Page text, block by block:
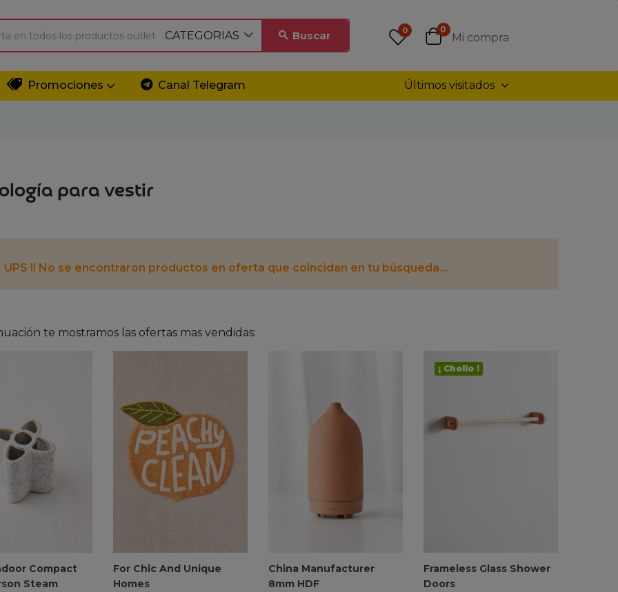
CATEGORIAS Buscar 0 0
Mi compra
Promociones Canal Telegram Últimos visitados
para vestir
UPS !! No se encontraron productos en oferta que coincidan en tu búsqueda...
te mostramos las ofertas mas vendidas:
Compact
Steam
For Chic And Unique
Homes
China Manufacturer
8mm HDF
¡ Chollo !
Frameless Glass Shower
Doors